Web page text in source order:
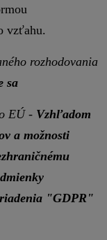
vzťahu.
rozhodovania
sa
EÚ - Vzhľadom
a možnosti
"GDPR"